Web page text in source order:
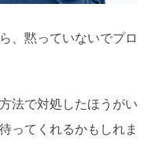
、黙っていないでプロ
法で対処したほうがい
ってくれるかもしれま